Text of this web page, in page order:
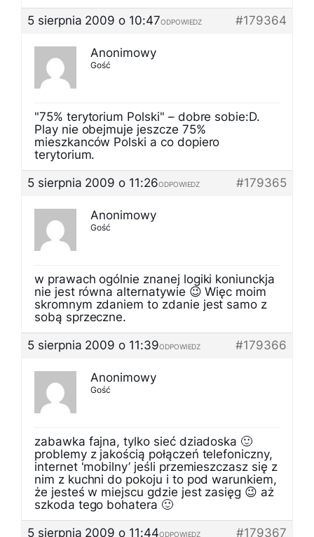
5 sierpnia 2009 o 10:47
#179364
ODPOWIEDZ
Anonimowy
Gość
"75% terytorium Polski" – dobre sobie:D.
Play nie obejmuje jeszcze 75%
mieszkanców Polski a co dopiero
terytorium.
5 sierpnia 2009 o 11:26
#179365
ODPOWIEDZ
Anonimowy
Gość
w prawach ogólnie znanej logiki koniunckja
nie jest równa alternatywie 😉 Więc moim
skromnym zdaniem to zdanie jest samo z
sobą sprzeczne.
5 sierpnia 2009 o 11:39
#179366
ODPOWIEDZ
Anonimowy
Gość
zabawka fajna, tylko sieć dziadoska 🙂
problemy z jakością połączeń telefoniczny,
internet 'mobilny’ jeśli przemieszczasz się z
nim z kuchni do pokoju i to pod warunkiem,
że jesteś w miejscu gdzie jest zasięg 😉 aż
szkoda tego bohatera 🙂
5 sierpnia 2009 o 11:44
#179367
ODPOWIEDZ